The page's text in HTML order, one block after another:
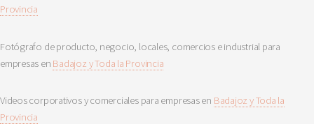
Provincia
Fotógrafo de producto, negocio, locales, comercios e industrial para
empresas en Badajoz y Toda la Provincia
Videos corporativos y comerciales para empresas en Badajoz y Toda la
Provincia